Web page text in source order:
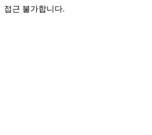
접근 불가합니다.